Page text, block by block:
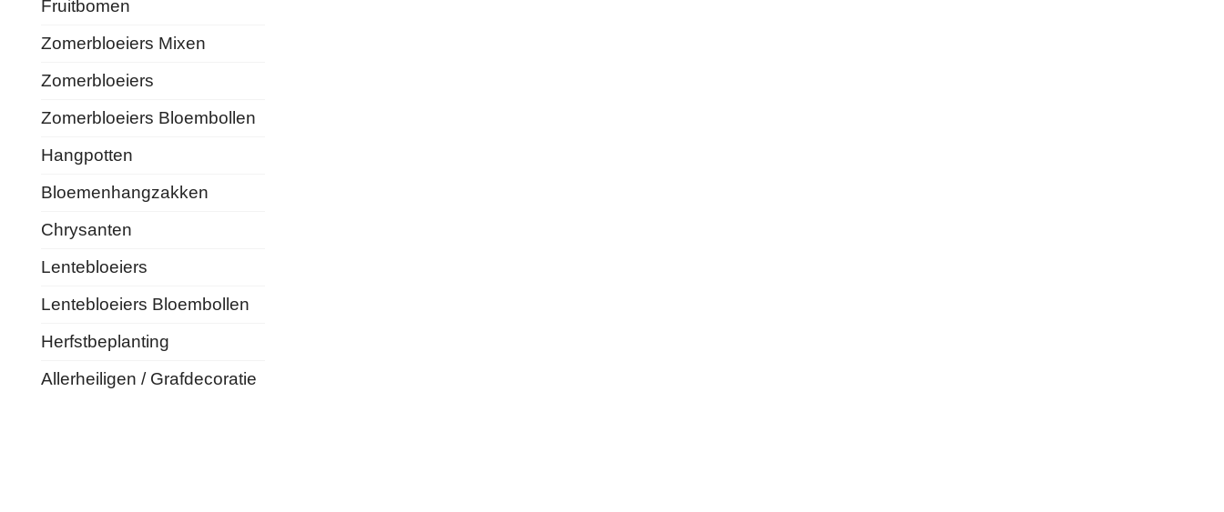
Fruitbomen
Zomerbloeiers Mixen
Zomerbloeiers
Zomerbloeiers Bloembollen
Hangpotten
Bloemenhangzakken
Chrysanten
Lentebloeiers
Lentebloeiers Bloembollen
Herfstbeplanting
Allerheiligen / Grafdecoratie